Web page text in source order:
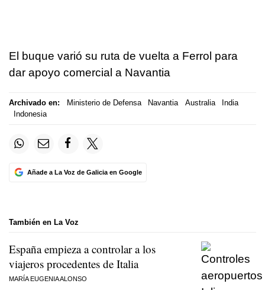
El buque varió su ruta de vuelta a Ferrol para
dar apoyo comercial a Navantia
Archivado en: Ministerio de Defensa Navantia Australia
India
Indonesia
Añade a La Voz de Galicia en Google
También en La Voz
España empieza a controlar a los
viajeros procedentes de Italia
MARÍA EUGENIA ALONSO